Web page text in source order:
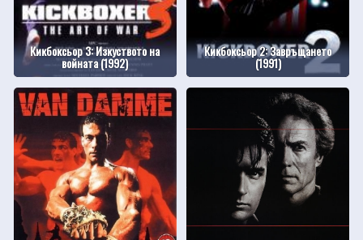
Кикбоксьор 3: Изкуството на
войната (1992)
Кикбоксьор 2: Завръщането
(1991)